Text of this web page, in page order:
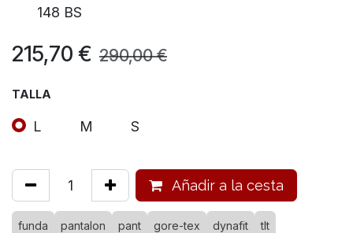
148 BS
215,70 € 290,00€
TALLA
L M S
Añadir a la cesta
funda pantalon pant gore-tex dynafit tlt